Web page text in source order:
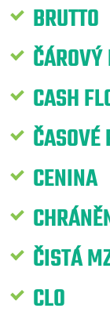
BRUTTO
CASH
CENINA
ČISTÁ
CLO